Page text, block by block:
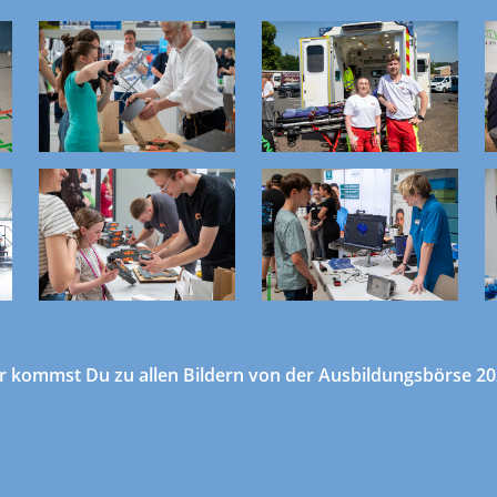
kommst Du zu allen Bildern von der Ausbildungsbörse